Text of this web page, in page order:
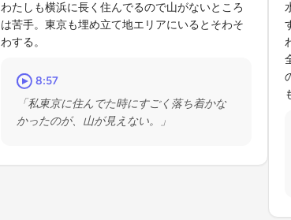
わたしも横浜に長く住んでるので山がないところ
は苦手。東京も埋め立て地エリアにいるとそわそ
わする。
8:57
「私東京に住んでた時にすごく落ち着かな
かったのが、山が見えない。」